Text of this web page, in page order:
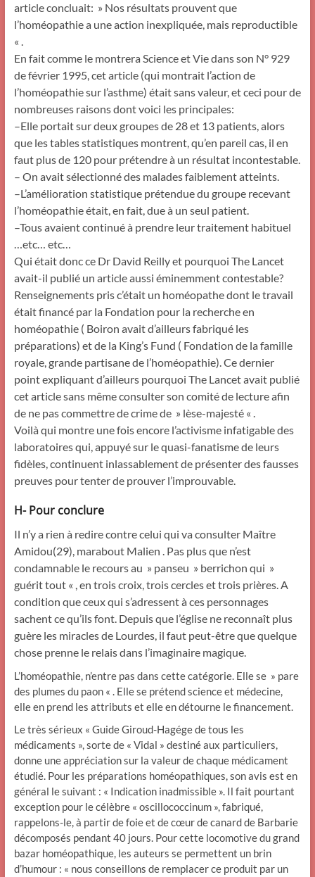
article concluait: » Nos résultats prouvent que
l’homéopathie a une action inexpliquée, mais reproductible
« .
En fait comme le montrera Science et Vie dans son N° 929
de février 1995, cet article (qui montrait l’action de
l’homéopathie sur l’asthme) était sans valeur, et ceci pour de
nombreuses raisons dont voici les principales:
–Elle portait sur deux groupes de 28 et 13 patients, alors
que les tables statistiques montrent, qu’en pareil cas, il en
faut plus de 120 pour prétendre à un résultat incontestable.
– On avait sélectionné des malades faiblement atteints.
–L’amélioration statistique prétendue du groupe recevant
l’homéopathie était, en fait, due à un seul patient.
–Tous avaient continué à prendre leur traitement habituel
…etc… etc…
Qui était donc ce Dr David Reilly et pourquoi The Lancet
avait-il publié un article aussi éminemment contestable?
Renseignements pris c’était un homéopathe dont le travail
était financé par la Fondation pour la recherche en
homéopathie ( Boiron avait d’ailleurs fabriqué les
préparations) et de la King’s Fund ( Fondation de la famille
royale, grande partisane de l’homéopathie). Ce dernier
point expliquant d’ailleurs pourquoi The Lancet avait publié
cet article sans même consulter son comité de lecture afin
de ne pas commettre de crime de » lèse-majesté « .
Voilà qui montre une fois encore l’activisme infatigable des
laboratoires qui, appuyé sur le quasi-fanatisme de leurs
fidèles, continuent inlassablement de présenter des fausses
preuves pour tenter de prouver l’improuvable.
H- Pour conclure
Il n’y a rien à redire contre celui qui va consulter Maître
Amidou(29), marabout Malien . Pas plus que n’est
condamnable le recours au » panseu » berrichon qui »
guérit tout « , en trois croix, trois cercles et trois prières. A
condition que ceux qui s’adressent à ces personnages
sachent ce qu’ils font. Depuis que l’église ne reconnaît plus
guère les miracles de Lourdes, il faut peut-être que quelque
chose prenne le relais dans l’imaginaire magique.
L’homéopathie, n’entre pas dans cette catégorie. Elle se » pare
des plumes du paon « . Elle se prétend science et médecine,
elle en prend les attributs et elle en détourne le financement.
Le très sérieux « Guide Giroud-Hagége de tous les
médicaments », sorte de « Vidal » destiné aux particuliers,
donne une appréciation sur la valeur de chaque médicament
étudié. Pour les préparations homéopathiques, son avis est en
général le suivant : « Indication inadmissible ». Il fait pourtant
exception pour le célèbre « oscillococcinum », fabriqué,
rappelons-le, à partir de foie et de cœur de canard de Barbarie
décomposés pendant 40 jours. Pour cette locomotive du grand
bazar homéopathique, les auteurs se permettent un brin
d’humour : « nous conseillons de remplacer ce produit par un